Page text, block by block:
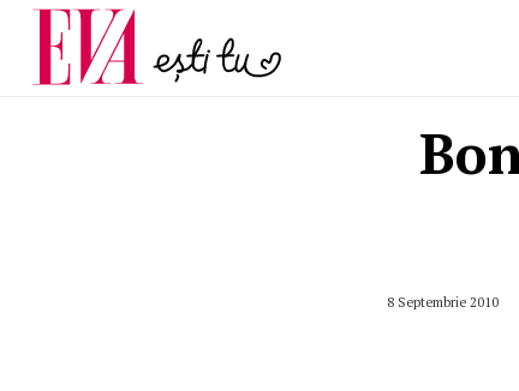
8 Septembrie 2010
Carieră
Actualitate
pe măsură ce